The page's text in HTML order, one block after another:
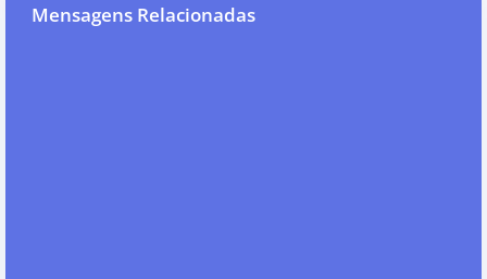
Mensagens Relacionadas